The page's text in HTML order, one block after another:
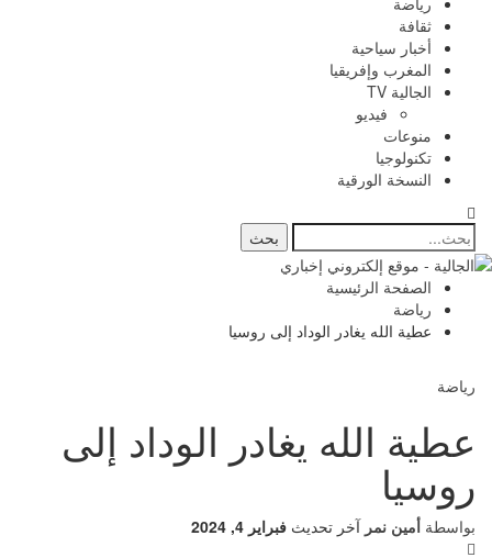
ثقافة
أخبار سياحية
المغرب وإفريقيا
الجالية TV
فيديو
منوعات
تكنولوجيا
النسخة الورقية
الصفحة الرئيسية
رياضة
عطية الله يغادر الوداد إلى روسيا
رياضة
عطية الله يغادر الوداد إلى
روسيا
بواسطة أمين نمر آخر تحديث فبراير 4, 2024